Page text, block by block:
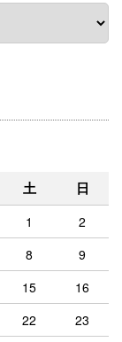
土 日
1
2
8
9
15
16
22
23